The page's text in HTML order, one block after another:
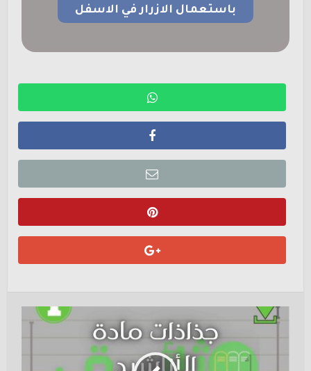
باستعمال الازرار في الاسفل